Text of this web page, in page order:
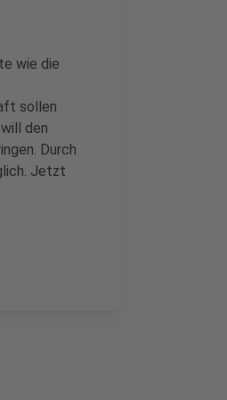
wie die
sollen
den
Durch
Jetzt